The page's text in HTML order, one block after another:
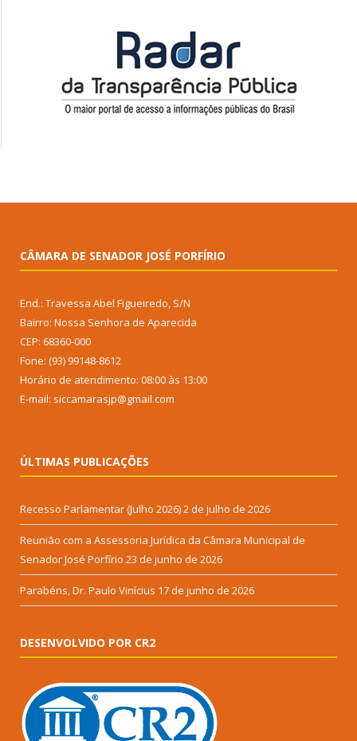
CÂMARA DE SENADOR JOSÉ PORFÍRIO
End.: Travessa Abel Figueiredo, S/N
Bairro: Nossa Senhora de Aparecida
CEP: 68360-000
Fone: (93) 99148-8612
Horário de atendimento: 08:00 às 13:00
E-mail: siccamarasjp@gmail.com
ÚLTIMAS PUBLICAÇÕES
Recesso Parlamentar (Julho 2026)2 de julho de 2026
Reunião com a Assessoria Jurídica da Câmara Municipal de
Senador José Porfírio 23 de junho de 2026
Parabéns, Dr. Paulo Vinícius 17 de junho de 2026
DESENVOLVIDO POR CR2